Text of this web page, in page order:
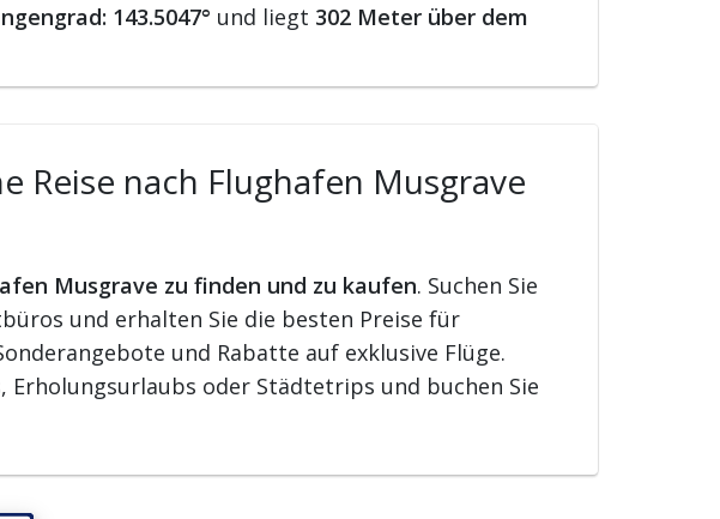
143.5047° und liegt 302 Meter über dem
Reise nach Flughafen Musgrave
Musgrave zu finden und zu kaufen. Suchen Sie
und erhalten Sie die besten Preise für
und Rabatte auf exklusive Flüge.
oder Städtetrips und buchen Sie